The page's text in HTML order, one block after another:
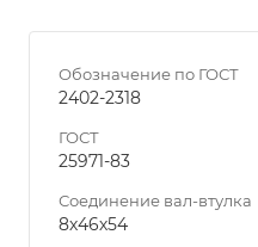
Обозначение по ГОСТ
2402-2318
ГОСТ
25971-83
Соединение вал-втулка
8х46х54